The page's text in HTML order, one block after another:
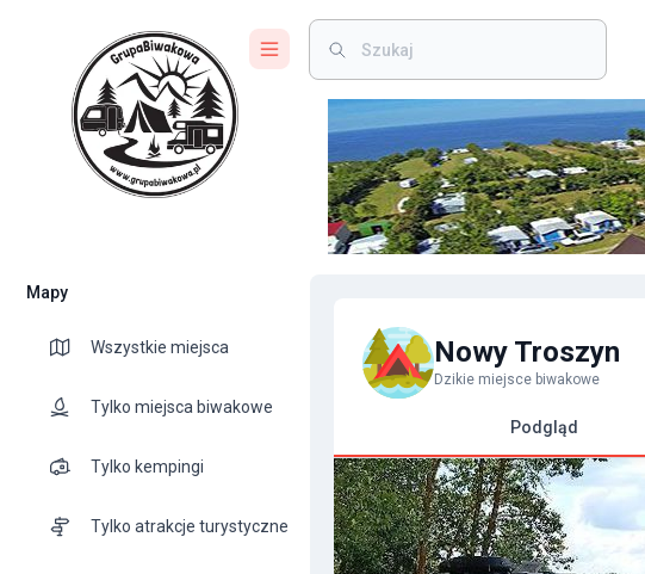
Mapy
Wszystkie miejsca
Tylko miejsca biwakowe
Tylko kempingi
Tylko atrakcje turystyczne
Nowy Troszyn
Dzikie miejsce biwakowe
Podgląd